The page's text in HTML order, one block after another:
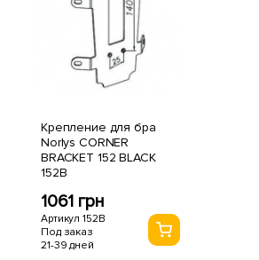
Крепление для бра
Norlys CORNER
BRACKET 152 BLACK
152B
1061 грн
Артикул 152B
Под заказ
21-39 дней